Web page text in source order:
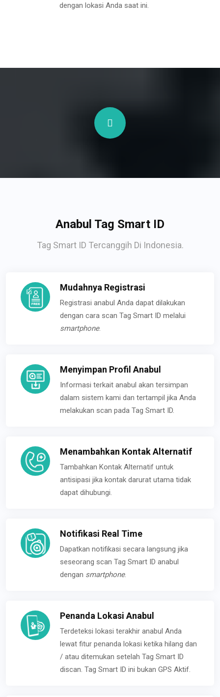
dengan lokasi Anda saat ini.
Anabul Tag Smart ID
Tag Smart ID Tercanggih Di Indonesia.
Mudahnya Registrasi
Registrasi anabul Anda dapat dilakukan
dengan cara scan Tag Smart ID melalui
smartphone.
Menyimpan Profil Anabul
Informasi terkait anabul akan tersimpan
dalam sistem kami dan tertampil jika Anda
melakukan scan pada Tag Smart ID.
Menambahkan Kontak Alternatif
Tambahkan Kontak Alternatif untuk
antisipasi jika kontak darurat utama tidak
dapat dihubungi.
Notifikasi Real Time
Dapatkan notifikasi secara langsung jika
seseorang scan Tag Smart ID anabul
dengan smartphone.
Penanda Lokasi Anabul
Terdeteksi lokasi terakhir anabul Anda
lewat fitur penanda lokasi ketika hilang dan
/ atau ditemukan setelah Tag Smart ID
discan. Tag Smart ID ini bukan GPS Aktif.